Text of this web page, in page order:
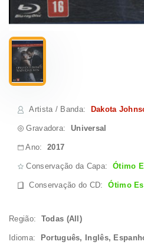
Artista / Banda: Dakota
Gravadora: Universal
Ano:2017
Conservação da Capa: Ótimo
Conservação do CD:Ótimo
Região: Todas (All)
Idioma: Português, Inglês,